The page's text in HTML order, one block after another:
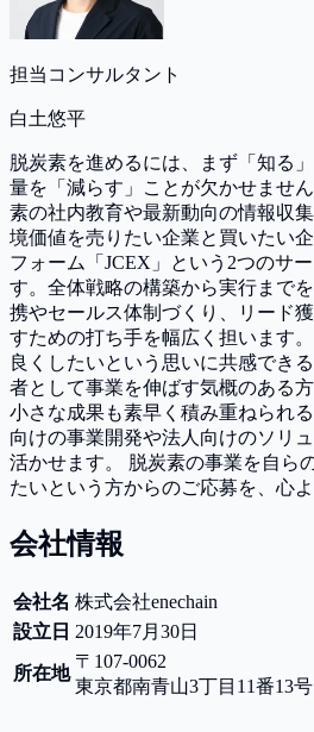
担当コンサルタント
白土悠平
脱炭素を進めるには、まず「知る
量を「減らす」ことが欠かせませ
素の社内教育や最新動向の情報収
境価値を売りたい企業と買いたい
フォーム「JCEX」という2つのサ
す。全体戦略の構築から実行まで
携やセールス体制づくり、リード
すための打ち手を幅広く担います
良くしたいという思いに共感でき
者として事業を伸ばす気概のある
小さな成果も素早く積み重ねられ
向けの事業開発や法人向けのソリ
活かせます。 脱炭素の事業を自ら
たいという方からのご応募を、心
会社情報
会社名 株式会社enechain
設立日 2019年7月30日
所在地
〒107-0062
東京都南青山3丁目11番13号